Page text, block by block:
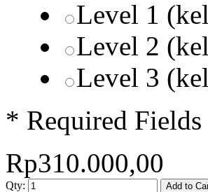
Level 1
Level 2
Level 3
* Required Fields
Rp310.000,00
Qty: Add to